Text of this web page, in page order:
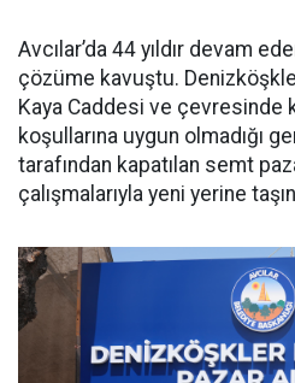
Avcılar’da 44 yıldır devam
çözüme kavuştu.
Kaya Caddesi ve çevresinde
koşullarına uygun olmadığı
tarafından kapatılan semt
çalışmalarıyla yeni yerine